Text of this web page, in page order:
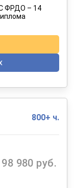
ФРДО – 14
800+ ч.
980 руб.